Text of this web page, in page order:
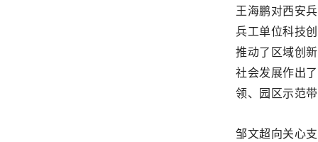
王海鹏对西安
兵工单位科技
推动了区域创
社会发展作出
领、园区示范
邹文超向关心